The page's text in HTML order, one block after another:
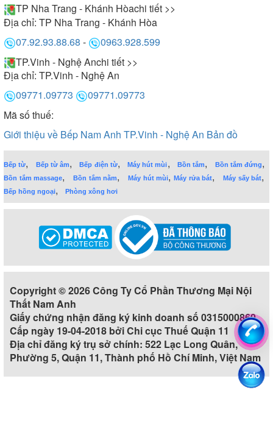
TP Nha Trang - Khánh Hòachi tiết >>
Địa chỉ: TP Nha Trang - Khánh Hòa
07.92.93.88.68 -
0963.928.599
TP.Vinh - Nghệ Anchi tiết >>
Địa chỉ: TP.Vinh - Nghệ An
09771.09773
09771.09773
Mã số thuế:
Giới thiệu về Bếp Nam Anh TP.Vinh - Nghệ An Bản đồ
Bếp từ, Bếp từ âm,Bếp điện từ,Máy hút mùi, Bồn tắm, Bồn tắm đứng,
Bồn tắm massage,Bồn tắm nằm,Máy hút mùi,Máy rửa bát,Máy sấy bát,
Bếp hồng ngoại, Phòng xông hơi
Copyright © 2026 Công Ty Cổ Phần Thương Mại Nội
Thất Nam Anh
Giấy chứng nhận đăng ký kinh doanh số 0315000860
Cấp ngày 19-04-2018 bởi Chi cục Thuế Quận 11
Địa chỉ đăng ký trụ sở chính: 522 Lạc Long Quân,
Phường 5, Quận 11, Thành phố Hồ Chí Minh, Việt Nam